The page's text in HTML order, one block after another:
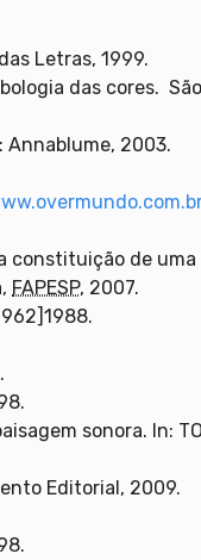
Letras, 1999.
das cores.
Annablume, 2003.
constituição de
FAPESP, 2007.
sonora. In:
Editorial, 2009.